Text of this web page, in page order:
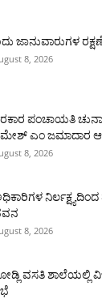
ಜಾನುವಾರುಗಳ
8, 2026
ಪಂಚಾಯತಿ
ಎಂ ಜಮಾದಾರ
8, 2026
ನಿರ್ಲಕ್ಷ್ಯದಿಂದ
8, 2026
ವಸತಿ ಶಾಲೆಯಲ್ಲಿ